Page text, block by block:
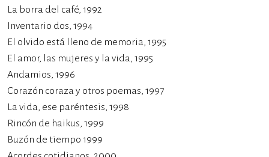
La borra del café, 1992
Inventario dos, 1994
El olvido está lleno de memoria, 1995
El amor, las mujeres y la vida, 1995
Andamios, 1996
Corazón coraza y otros poemas, 1997
La vida, ese paréntesis, 1998
Rincón de haikus, 1999
Buzón de tiempo 1999